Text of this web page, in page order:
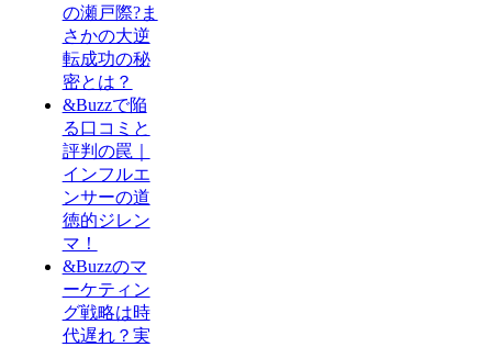
の瀬戸際?ま
さかの大逆
転成功の秘
密とは？
&Buzzで陥
る口コミと
評判の罠｜
インフルエ
ンサーの道
徳的ジレン
マ！
&Buzzのマ
ーケティン
グ戦略は時
代遅れ？実